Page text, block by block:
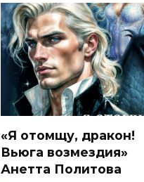
«Я отомщу, дракон!
Вьюга возмездия»
Анетта Политова